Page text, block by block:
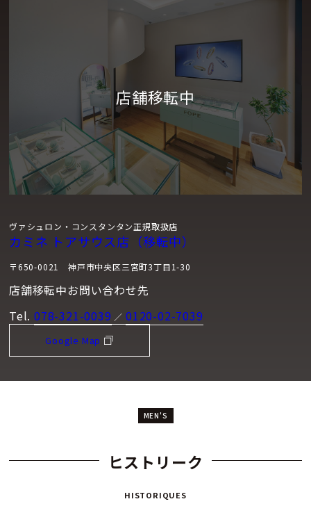
ヴァシュロン・コンスタンタン正規取扱店
カミネ トアサウス店（移転中）
〒650-0021 神戸市中央区三宮町3丁目1-30
店舗移転中お問い合わせ先
Tel. 078-321-0039 ／0120-02-7039
Google Map
MEN'S
ヒストリーク
HISTORIQUES